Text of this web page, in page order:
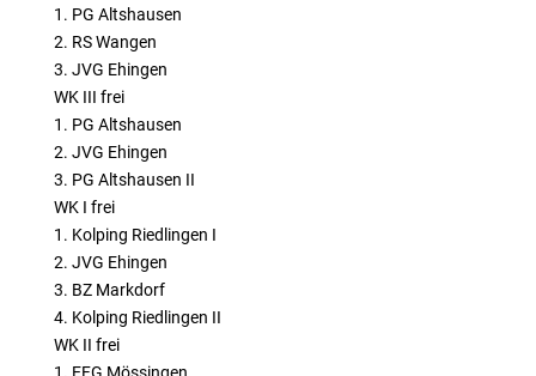
1. PG Altshausen
2. RS Wangen
3. JVG Ehingen
WK III frei
1. PG Altshausen
2. JVG Ehingen
3. PG Altshausen II
WK I frei
1. Kolping Riedlingen I
2. JVG Ehingen
3. BZ Markdorf
4. Kolping Riedlingen II
WK II frei